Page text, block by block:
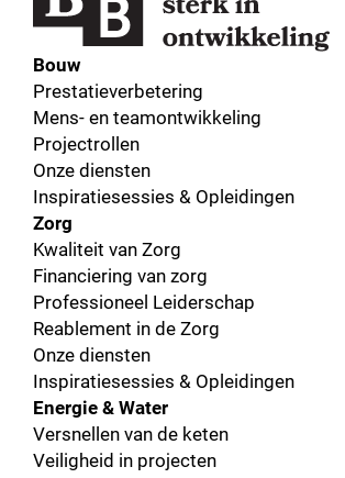
Bouw
Prestatieverbetering
Mens- en teamontwikkeling
Projectrollen
Onze diensten
Inspiratiesessies & Opleidingen
Zorg
Kwaliteit van Zorg
Financiering van zorg
Professioneel Leiderschap
Reablement in de Zorg
Onze diensten
Inspiratiesessies & Opleidingen
Energie & Water
Versnellen van de keten
Veiligheid in projecten